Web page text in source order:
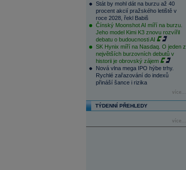
Stát by mohl dát na burzu až 40
procent akcií pražského letiště v
roce 2028, řekl Babiš
Čínský Moonshot AI míří na burzu.
Jeho model Kimi K3 znovu rozvířil
debatu o budoucnosti AI
SK Hynix míří na Nasdaq. O jeden z
největších burzovních debutů v
historii je obrovský zájem
Nová vlna mega IPO hýbe trhy.
Rychlé zařazování do indexů
přináší šance i rizika
více...
TÝDENNÍ PŘEHLEDY
více...